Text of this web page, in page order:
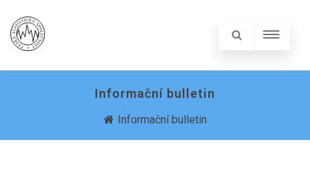
Informační bulletin
Informační bulletin